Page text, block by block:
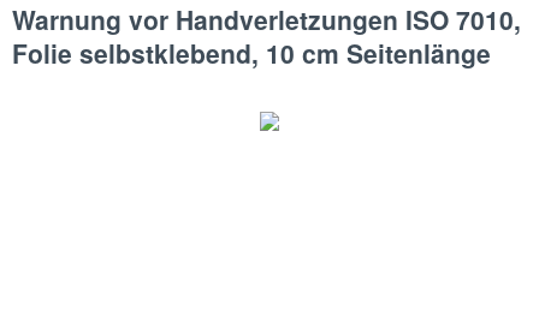
Warnung vor Handverletzungen ISO 7010,
Folie selbstklebend, 10 cm Seitenlänge